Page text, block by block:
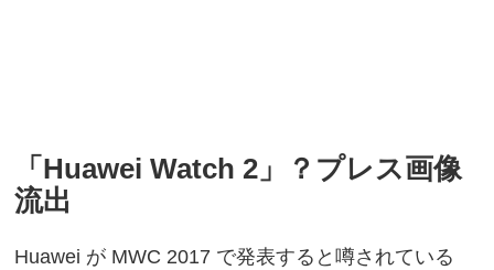
「Huawei Watch 2」？プレス画像
流出
Huawei が MWC 2017 で発表すると噂されている